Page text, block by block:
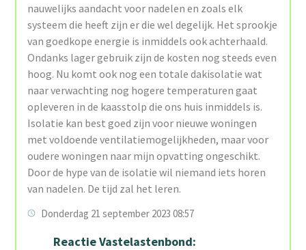
nauwelijks aandacht voor nadelen en zoals elk
systeem die heeft zijn er die wel degelijk. Het sprookje
van goedkope energie is inmiddels ook achterhaald.
Ondanks lager gebruik zijn de kosten nog steeds even
hoog. Nu komt ook nog een totale dakisolatie wat
naar verwachting nog hogere temperaturen gaat
opleveren in de kaasstolp die ons huis inmiddels is.
Isolatie kan best goed zijn voor nieuwe woningen
met voldoende ventilatiemogelijkheden, maar voor
oudere woningen naar mijn opvatting ongeschikt.
Door de hype van de isolatie wil niemand iets horen
van nadelen. De tijd zal het leren.
Donderdag 21 september 2023 08:57
Reactie Vastelastenbond: